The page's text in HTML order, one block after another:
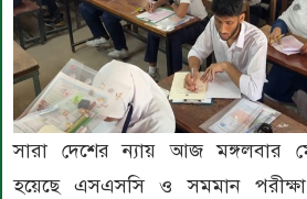
সারা দেশের ন্যায় আজ মঙ্গলবার
হয়েছে এসএসসি ও সমমান